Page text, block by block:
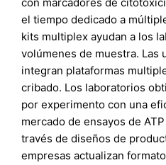
el tiempo dedicado a
kits multiplex ayudan a los
volúmenes de muestra. Las
integran plataformas
cribado. Los laboratorios
por experimento con una
mercado de ensayos de
través de diseños de
empresas actualizan